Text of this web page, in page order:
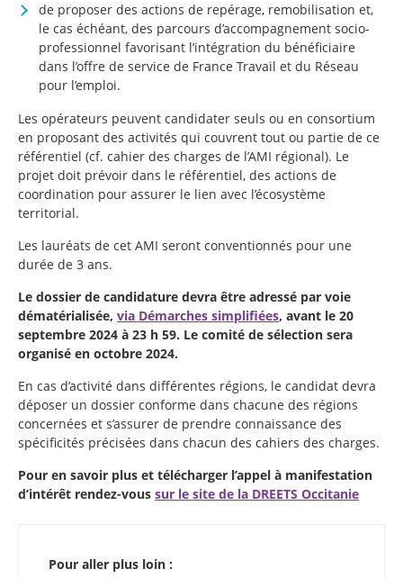
de proposer des actions de repérage, remobilisation et,
le cas échéant, des parcours d’accompagnement socio-
professionnel favorisant l’intégration du bénéficiaire
dans l’offre de service de France Travail et du Réseau
pour l’emploi.
Les opérateurs peuvent candidater seuls ou en consortium
en proposant des activités qui couvrent tout ou partie de ce
référentiel (cf. cahier des charges de l’AMI régional). Le
projet doit prévoir dans le référentiel, des actions de
coordination pour assurer le lien avec l’écosystème
territorial.
Les lauréats de cet AMI seront conventionnés pour une
durée de 3 ans.
Le dossier de candidature devra être adressé par voie
dématérialisée, via Démarches simplifiées, avant le 20
septembre 2024 à 23 h 59. Le comité de sélection sera
organisé en octobre 2024.
En cas d’activité dans différentes régions, le candidat devra
déposer un dossier conforme dans chacune des régions
concernées et s’assurer de prendre connaissance des
spécificités précisées dans chacun des cahiers des charges.
Pour en savoir plus et télécharger l’appel à manifestation
d’intérêt rendez-vous sur le site de la DREETS Occitanie
Pour aller plus loin :